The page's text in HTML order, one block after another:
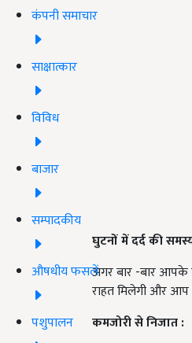
कंपनी समाचार
साक्षात्कार
विविध
बाजार
सम्पादकीय
औषधीय फसलें
पशुपालन
घुटनोंमेंदर्दकी
अगर बार -बार आपके
राहत मिलेगी और
कमजोरीसेनिजात: